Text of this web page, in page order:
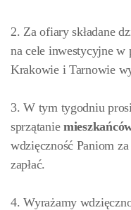
2. Za ofiary składane
na cele inwestycyjne
Krakowie i Tarnowie
3. W tym tygodniu
sprzątanie
wdzięczność Paniom
zapłać.
4. Wyrażamy